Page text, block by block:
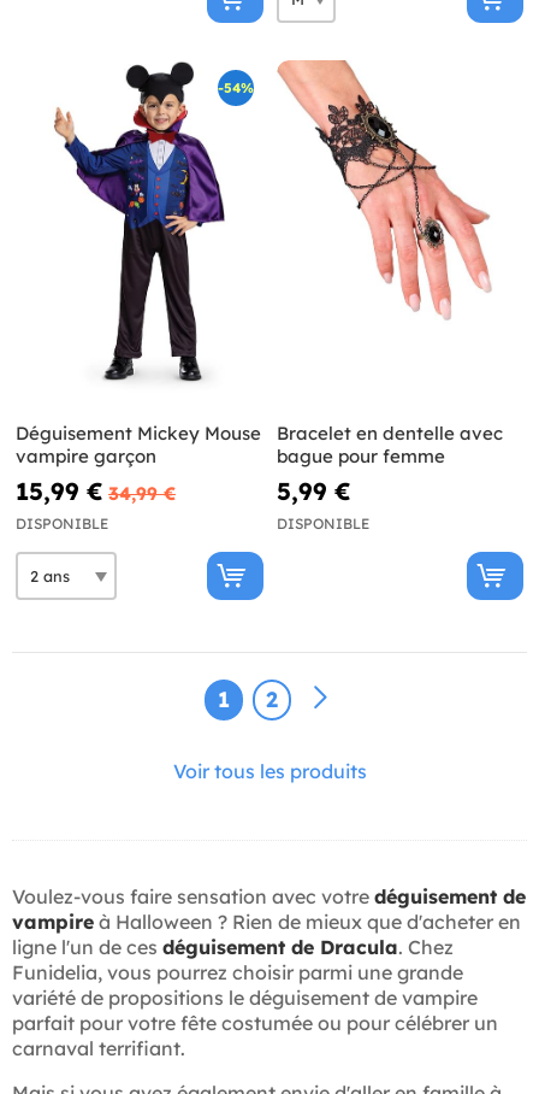
-54%
Déguisement Mickey Mouse
vampire garçon
15,99 € 34,99 €
DISPONIBLE
Bracelet en dentelle avec
bague pour femme
5,99 €
DISPONIBLE
1 2
Voir tous les produits
Voulez-vous faire sensation avec votre déguisement de
vampire à Halloween ? Rien de mieux que d'acheter en
ligne l'un de ces déguisement de Dracula. Chez
Funidelia, vous pourrez choisir parmi une grande
variété de propositions le déguisement de vampire
parfait pour votre fête costumée ou pour célébrer un
carnaval terrifiant.